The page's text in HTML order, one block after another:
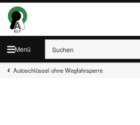
Menü
Autoschlüssel ohne Wegfahrsperre